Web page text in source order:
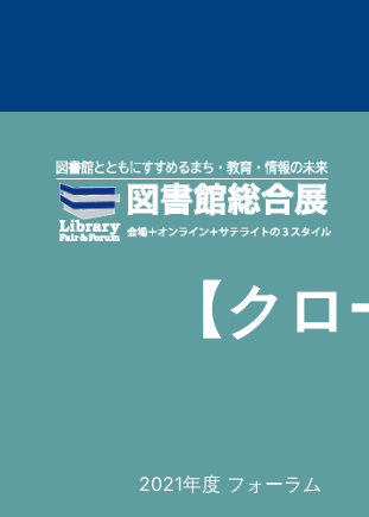
ン
ー
ザ
【ク
2021年度 フォーラム